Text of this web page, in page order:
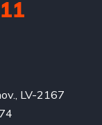
LV-2167